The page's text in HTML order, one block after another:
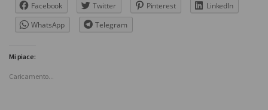
Facebook Twitter Pinterest
LinkedIn
WhatsApp
Telegram
Mi piace:
Caricamento...